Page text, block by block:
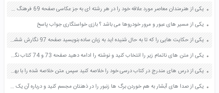
یکی از هنرمندان معاصر مورد علاقه خود را در هر رشته ای به جز عکاسی صفحه 69 فرهنگ و هنر نهم
یکی از مسیر های عبور و مرور خودروها می باشد ؟ بازی خواستگاری جواب پاسخ
یکی از حکایت هایی را که تا به حال شنیده اید به زبان ساده بنویسید صفحه 97 نگارش ششم دبستان
یکی از متن های ناتمام زیر را انتخاب کنید و نوشته را ادامه دهید صفحه 73 و 74 کتاب نگارش فارسی پنجم دبستان
یکی از درس های مندرج در کتاب درسی خود را خلاصه کنید سپس متن خلاصه شده را با بهره گیری از روش های دسته بندی نمودار جدول نقشه مفهومی نشان دهید صفحه 118 نگارش یازدهم
یکی از صدا های آبشار به هم خوردن برگ ها زنبور را در ذهنتان مجسم کنید و درباره آن یک بند بنویسید صفحه 11 نگارش پنجم